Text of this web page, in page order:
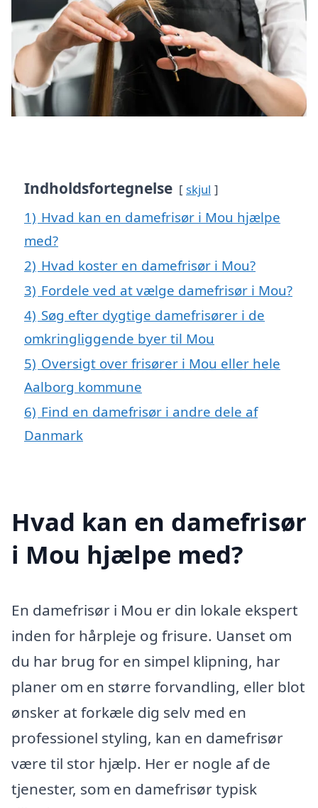
Indholdsfortegnelse skjul
1) Hvad kan en damefrisør i Mou hjælpe
med?
2) Hvad koster en damefrisør i Mou?
3) Fordele ved at vælge damefrisør i Mou?
4) Søg efter dygtige damefrisører i de
omkringliggende byer til Mou
5) Oversigt over frisører i Mou eller hele
Aalborg kommune
6) Find en damefrisør i andre dele af
Danmark
Hvad kan en damefrisør
i Mou hjælpe med?
En damefrisør i Mou er din lokale ekspert
inden for hårpleje og frisure. Uanset om
du har brug for en simpel klipning, har
planer om en større forvandling, eller blot
ønsker at forkæle dig selv med en
professionel styling, kan en damefrisør
være til stor hjælp. Her er nogle af de
tjenester, som en damefrisør typisk